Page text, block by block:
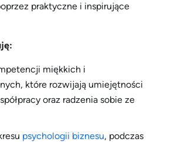
praktyczne i inspirujące
miękkich i
które rozwijają umiejętności
oraz radzenia sobie ze
psychologii biznesu, podczas